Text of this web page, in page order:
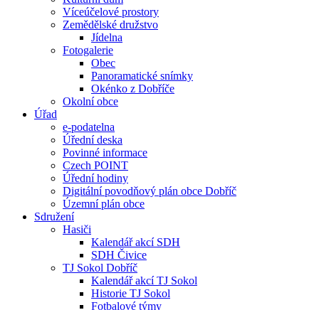
Víceúčelové prostory
Zemědělské družstvo
Jídelna
Fotogalerie
Obec
Panoramatické snímky
Okénko z Dobříče
Okolní obce
Úřad
e-podatelna
Úřední deska
Povinné informace
Czech POINT
Úřední hodiny
Digitální povodňový plán obce Dobříč
Územní plán obce
Sdružení
Hasiči
Kalendář akcí SDH
SDH Čivice
TJ Sokol Dobříč
Kalendář akcí TJ Sokol
Historie TJ Sokol
Fotbalové týmy